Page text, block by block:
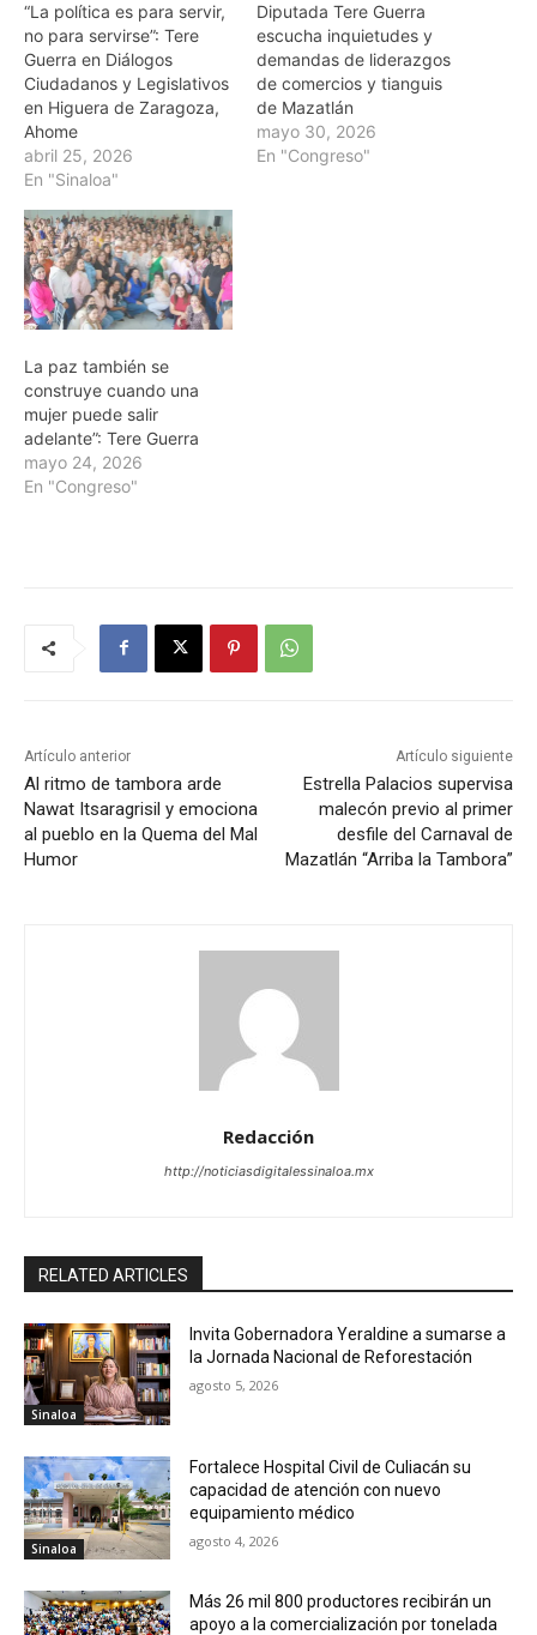
“La política es para servir,
no para servirse”: Tere
Guerra en Diálogos
Ciudadanos y Legislativos
en Higuera de Zaragoza,
Ahome
abril 25, 2026
En "Sinaloa"
Diputada Tere Guerra
escucha inquietudes y
demandas de liderazgos
de comercios y tianguis
de Mazatlán
mayo 30, 2026
En "Congreso"
La paz también se
construye cuando una
mujer puede salir
adelante”: Tere Guerra
mayo 24, 2026
En "Congreso"
Artículo anterior
Al ritmo de tambora arde
Nawat Itsaragrisil y emociona
al pueblo en la Quema del Mal
Humor
Artículo siguiente
Estrella Palacios supervisa
malecón previo al primer
desfile del Carnaval de
Mazatlán “Arriba la Tambora”
Redacción
http://noticiasdigitalessinaloa.mx
RELATED ARTICLES
Sinaloa
Invita Gobernadora Yeraldine a sumarse a
la Jornada Nacional de Reforestación
agosto 5, 2026
Sinaloa
Fortalece Hospital Civil de Culiacán su
capacidad de atención con nuevo
equipamiento médico
agosto 4, 2026
Más 26 mil 800 productores recibirán un
apoyo a la comercialización por tonelada